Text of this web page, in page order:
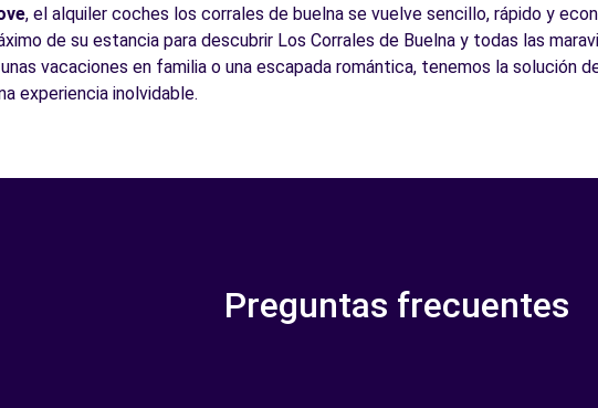
, el alquiler coches los corrales de buelna se vuelve sencillo, rápido y
de su estancia para descubrir Los Corrales de Buelna y todas las
vacaciones en familia o una escapada romántica, tenemos la solución
experiencia inolvidable.
Preguntas frecuentes